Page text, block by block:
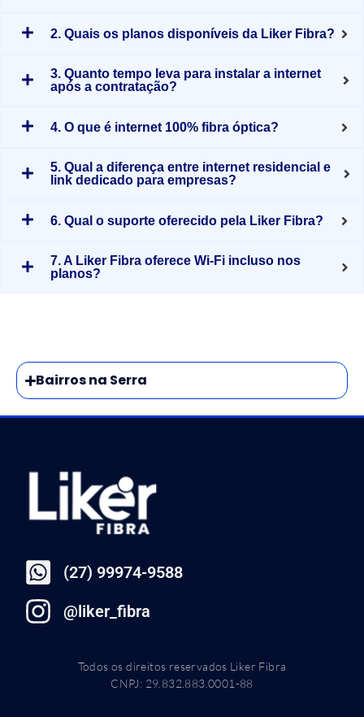
2. Quais os planos disponíveis da Liker Fibra?
3. Quanto tempo leva para instalar a internet
após a contratação?
4. O que é internet 100% fibra óptica?
5. Qual a diferença entre internet residencial e
link dedicado para empresas?
6. Qual o suporte oferecido pela Liker Fibra?
7. A Liker Fibra oferece Wi-Fi incluso nos
planos?
Bairros na Serra
(27) 99974-9588
@liker_fibra
Todos os direitos reservados Liker Fibra
CNPJ: 29.832.883.0001-88